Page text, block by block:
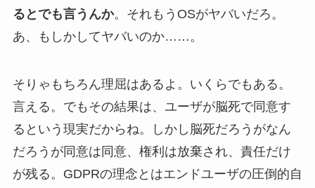
るとでも言うんか。それもうOSがヤバいだろ。
あ、もしかしてヤバいのか……。
そりゃもちろん理屈はあるよ。いくらでもある。
言える。でもその結果は、ユーザが脳死で同意す
るという現実だからね。しかし脳死だろうがなん
だろうが同意は同意、権利は放棄され、責任だけ
が残る。GDPRの理念とはエンドユーザの圧倒的自